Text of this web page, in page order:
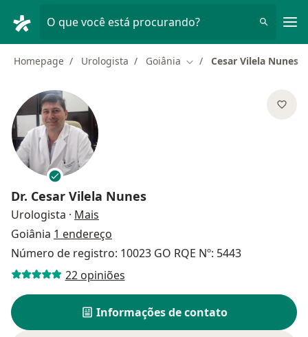
O que você está procurando?
Homepage Urologista Goiânia Mudar de cidade
Cesar Vilela Nunes
Dr. Cesar Vilela Nunes
Urologista · Mais
Goiânia 1 endereço
Número de registro: 10023 GO RQE Nº: 5443
22 opiniões
Informações de contato